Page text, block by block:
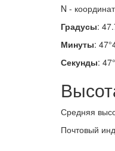
N -
Градусы:
Минуты:
Секунды:
Средняя
Почтовый